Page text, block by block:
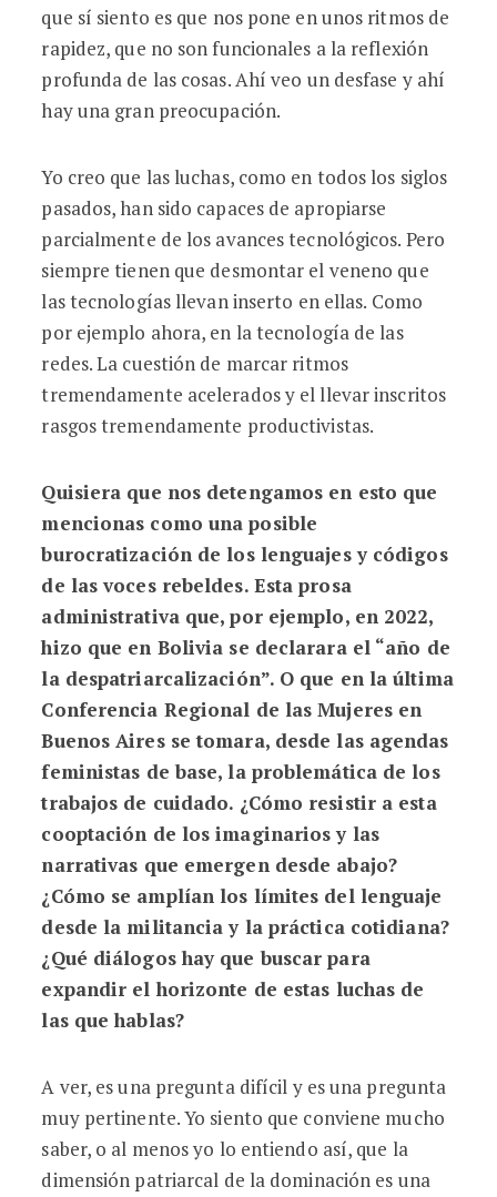
que sí siento es que nos pone en unos ritmos de
rapidez, que no son funcionales a la reflexión
profunda de las cosas. Ahí veo un desfase y ahí
hay una gran preocupación.
Yo creo que las luchas, como en todos los siglos
pasados, han sido capaces de apropiarse
parcialmente de los avances tecnológicos. Pero
siempre tienen que desmontar el veneno que
las tecnologías llevan inserto en ellas. Como
por ejemplo ahora, en la tecnología de las
redes. La cuestión de marcar ritmos
tremendamente acelerados y el llevar inscritos
rasgos tremendamente productivistas.
Quisiera que nos detengamos en esto que
mencionas como una posible
burocratización de los lenguajes y códigos
de las voces rebeldes. Esta prosa
administrativa que, por ejemplo, en 2022,
hizo que en Bolivia se declarara el “año de
la despatriarcalización”. O que en la última
Conferencia Regional de las Mujeres en
Buenos Aires se tomara, desde las agendas
feministas de base, la problemática de los
trabajos de cuidado. ¿Cómo resistir a esta
cooptación de los imaginarios y las
narrativas que emergen desde abajo?
¿Cómo se amplían los límites del lenguaje
desde la militancia y la práctica cotidiana?
¿Qué diálogos hay que buscar para
expandir el horizonte de estas luchas de
las que hablas?
A ver, es una pregunta difícil y es una pregunta
muy pertinente. Yo siento que conviene mucho
saber, o al menos yo lo entiendo así, que la
dimensión patriarcal de la dominación es una